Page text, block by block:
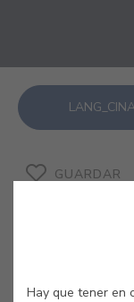
GUARDAR
Hay que tener en